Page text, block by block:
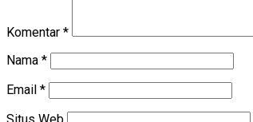
Komentar *
Nama *
Email *